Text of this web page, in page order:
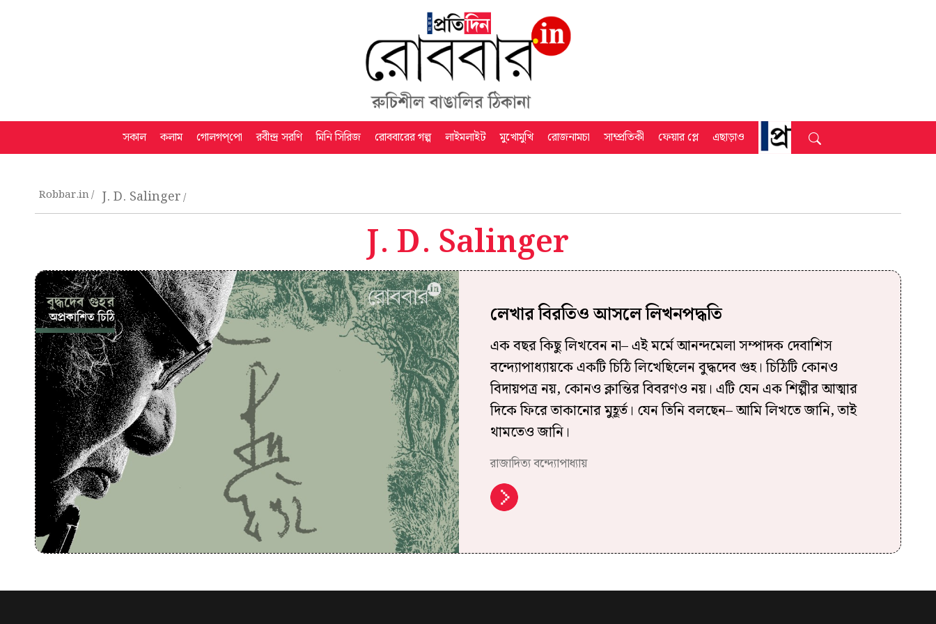
সকাল কলাম গোলগপ্‌পো রবীন্দ্র সরণি মিনি সিরিজ রোববারের গল্প লাইমলাইট মুখোমুখি রোজনামচা সাম্প্রতিকী ফেয়ার প্লে এছাড়াও
Robbar.in J. D. Salinger
J. D. Salinger
লেখার বিরতিও আসলে লিখনপদ্ধতি
এক বছর কিছু লিখবেন না– এই মর্মে আনন্দমেলা সম্পাদক দেবাশিস
বন্দ্যোপাধ্যায়কে একটি চিঠি লিখেছিলেন বুদ্ধদেব গুহ। চিঠিটি কোনও
বিদায়পত্র নয়, কোনও ক্লান্তির বিবরণও নয়। এটি যেন এক শিল্পীর আত্মার
দিকে ফিরে তাকানোর মুহূর্ত। যেন তিনি বলছেন– আমি লিখতে জানি, তাই
থামতেও জানি।
রাজাদিত্য বন্দ্যোপাধ্যায়